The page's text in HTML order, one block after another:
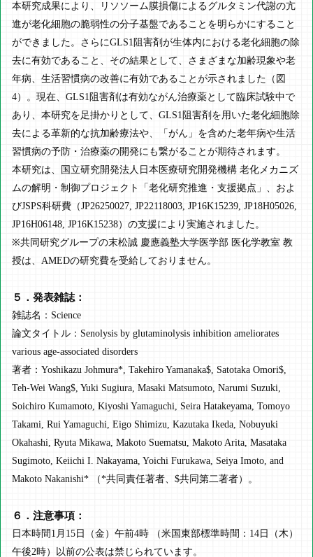
本研究成果により、リソソーム膜損傷によるグルタミン代謝の亢
進が老化細胞の脆弱性の分子基盤であることを明らかにすること
ができました。さらにGLS1阻害剤が生体内における老化細胞の除
去に有効であること、その結果として、さまざまな加齢現象や老
年病、生活習慣病の改善に有効であることが示されました（図
4）。現在、GLS1阻害剤は有効ながん治療薬として臨床試験中で
あり、本研究を足掛かりとして、GLS1阻害剤を用いた老化細胞除
去による革新的な抗加齢療法や、「がん」を含めた老年病や生活
習慣病の予防・治療薬の開発にも繋がることが期待されます。
本研究は、国立研究開発法人日本医療研究開発機構 老化メカニズ
ムの解明・制御プロジェクト「老化研究推進・支援拠点」、およ
びJSPS科研費（JP26250027, JP22118003, JP16K15239, JP18H05026,
JP16H06148, JP16K15238）の支援により実施されました。
※共同研究グループの末松誠 慶應義塾大学医学部 医化学教室 教
授は、AMEDの研究費を受給しておりません。
５．発表雑誌：
雑誌名：Science
論文タイトル：Senolysis by glutaminolysis inhibition ameliorates
various age-associated disorders
著者：Yoshikazu Johmura*, Takehiro Yamanaka$, Satotaka Omori$,
Teh-Wei Wang$, Yuki Sugiura, Masaki Matsumoto, Narumi Suzuki,
Soichiro Kumamoto, Kiyoshi Yamaguchi, Seira Hatakeyama, Tomoyo
Takami, Rui Yamaguchi, Eigo Shimizu, Kazutaka Ikeda, Nobuyuki
Okahashi, Ryuta Mikawa, Makoto Suematsu, Makoto Arita, Masataka
Sugimoto, Keiichi I. Nakayama, Yoichi Furukawa, Seiya Imoto, and
Makoto Nakanishi* （*共同責任著者、$共同第二著者）。
６．注意事項：
日本時間1月15日（金）午前4時 （米国東部標準時間：14日（木）
午後2時）以前の公表は禁じられています。